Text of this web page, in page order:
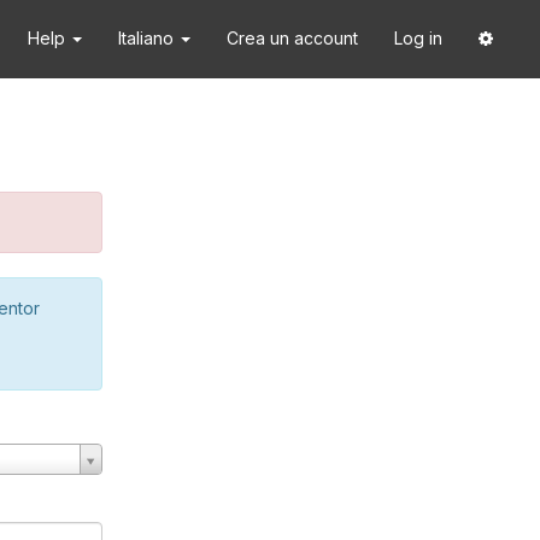
Help Italiano Crea un account Log in